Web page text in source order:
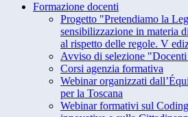
Formazione docenti
Progetto "Pretendiamo la
sensibilizzazione in materia
al rispetto delle regole. V
Avviso di selezione
Corsi agenzia formativa
Webinar organizzati
per la Toscana
Webinar formativi sul